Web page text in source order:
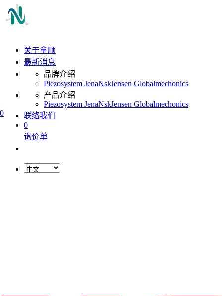
0
关于拿顺
最新消息
品牌介绍
Piezosystem JenaNskJensen Globalmechonics
产品介绍
Piezosystem JenaNskJensen Globalmechonics
联络我们
0
询价单